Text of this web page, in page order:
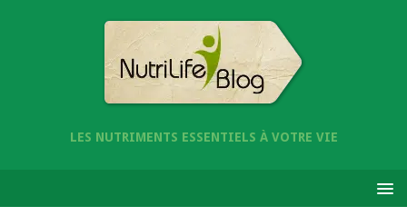
LES NUTRIMENTS ESSENTIELS À VOTRE VIE